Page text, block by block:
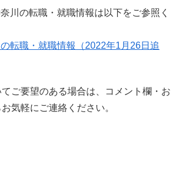
川の転職・就職情報は以下をご参照く
の転職・就職情報（2022年1月26日追
ご要望のある場合は、コメント欄・お
気軽にご連絡ください。